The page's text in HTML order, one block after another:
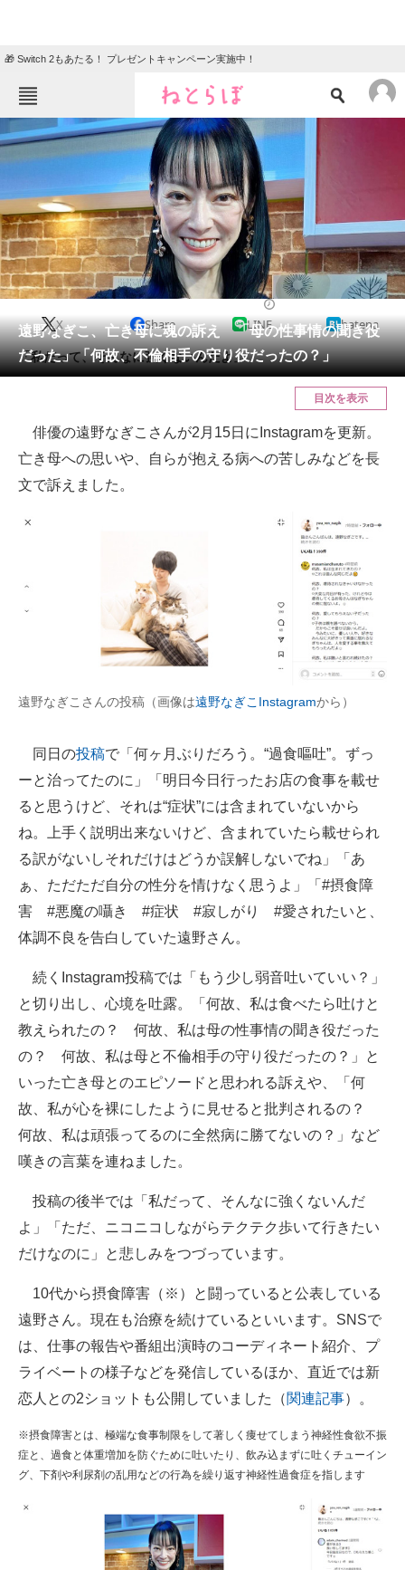
🎁 Switch 2もあたる！ プレゼントキャンペーン実施中！
ねとらぼメニュー
TOP ニュース
クイズ
グルメ 地域
住まい 教育・育児
動物 リサーチ
会員記事
メディア
ITの今と未来を見通す
スマホと通信の最新トレンド
好きが集まる 比べて選べる
ビジネスと働き方のヒント
AI活用のいまが分かる
マーケ×ITの今がよく分かる
企業向けIT製品の総合サイト
製造業のIT導入・活用を支援
エレクトロニクス専門サイト
電子設計の基本と応用
エネルギーの専門メディア
建設×テクノロジーの最前線
ちょっと気になるネットの話題
遠野なぎこ、亡き母に魂の訴え 「母の性事情の聞き役
だった」「何故、不倫相手の守り役だったの？」
X Share LINE hatena
「私だって、そんなに強くないんだよ」
目次を表示
俳優の遠野なぎこさんが2月15日にInstagramを更新。
亡き母への思いや、自らが抱える病への苦しみなどを長
文で訴えました。
遠野なぎこさんの投稿（画像は遠野なぎこInstagramから）
同日の投稿で「何ヶ月ぶりだろう。“過食嘔吐”。ずっ
ーと治ってたのに」「明日今日行ったお店の食事を載せ
ると思うけど、それは“症状”には含まれていないから
ね。上手く説明出来ないけど、含まれていたら載せられ
る訳がないしそれだけはどうか誤解しないでね」「あ
ぁ、ただただ自分の性分を情けなく思うよ」「#摂食障
害 #悪魔の囁き #症状 #寂しがり #愛されたいと、
体調不良を告白していた遠野さん。
続くInstagram投稿では「もう少し弱音吐いていい？」
と切り出し、心境を吐露。「何故、私は食べたら吐けと
教えられたの？ 何故、私は母の性事情の聞き役だった
の？ 何故、私は母と不倫相手の守り役だったの？」と
いった亡き母とのエピソードと思われる訴えや、「何
故、私が心を裸にしたように見せると批判されるの？
何故、私は頑張ってるのに全然病に勝てないの？」など
嘆きの言葉を連ねました。
投稿の後半では「私だって、そんなに強くないんだ
よ」「ただ、ニコニコしながらテクテク歩いて行きたい
だけなのに」と悲しみをつづっています。
10代から摂食障害（※）と闘っていると公表している
遠野さん。現在も治療を続けているといいます。SNSで
は、仕事の報告や番組出演時のコーディネート紹介、プ
ライベートの様子などを発信しているほか、直近では新
恋人との2ショットも公開していました（関連記事）。
※摂食障害とは、極端な食事制限をして著しく痩せてしまう神経性食欲不振
症と、過食と体重増加を防ぐために吐いたり、飲み込まずに吐くチューイン
グ、下剤や利尿剤の乱用などの行為を繰り返す神経性過食症を指します